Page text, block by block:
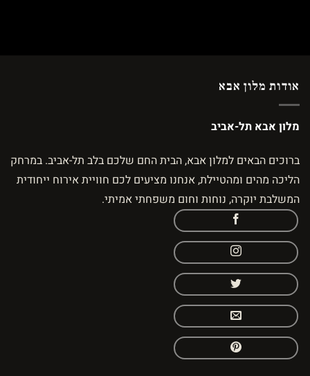
אודות מלון אבא
מלון אבא תל-אביב
ברוכים הבאים למלון אבא, הבית החם שלכם בלב תל-אביב. במרחק
הליכה מהים ומהטיילת, אנחנו מציעים לכם חוויית אירוח ייחודית
המשלבת יוקרה, נוחות וחום משפחתי אמיתי.